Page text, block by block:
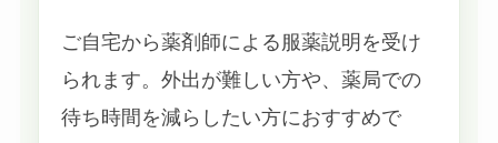
ご自宅から薬剤師による服薬説明を受け
られます。外出が難しい方や、薬局での
待ち時間を減らしたい方におすすめで